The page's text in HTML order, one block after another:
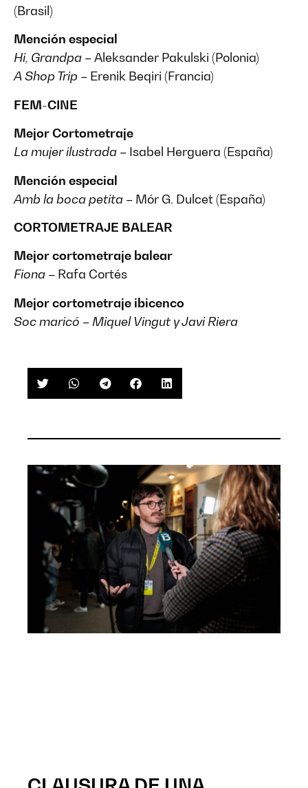
(Brasil)
Mención especial
Hi, Grandpa – Aleksander Pakulski (Polonia)
A Shop Trip – Erenik Beqiri (Francia)
FEM-CINE
Mejor Cortometraje
La mujer ilustrada – Isabel Herguera (España)
Mención especial
Amb la boca petita – Mór G. Dulcet (España)
CORTOMETRAJE BALEAR
Mejor cortometraje balear
Fiona – Rafa Cortés
Mejor cortometraje ibicenco
Soc maricó – Miquel Vingut y Javi Riera